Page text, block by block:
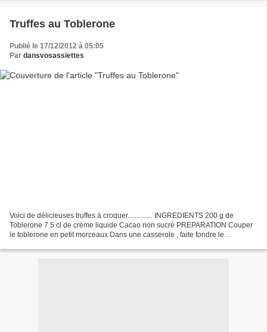
Truffes au Toblerone
Publié le 17/12/2012 à 05:05
Par dansvosassiettes
Voici de délicieuses truffes à croquer.............. INGREDIENTS 200 g de
Toblerone 7.5 cl de crème liquide Cacao non sucré PREPARATION Couper
le toblerone en petit morceaux Dans une casserole , faite fondre le